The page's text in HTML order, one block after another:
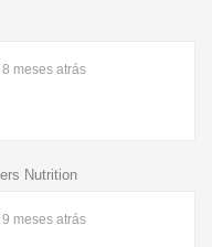
8 meses atrás
Nutrition
9 meses atrás